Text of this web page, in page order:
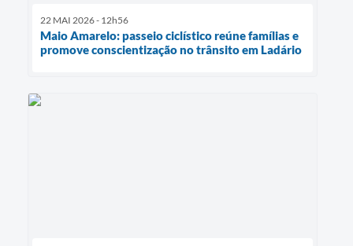
22 MAI 2026 - 12h56
Maio Amarelo: passeio ciclístico reúne famílias e
promove conscientização no trânsito em Ladário